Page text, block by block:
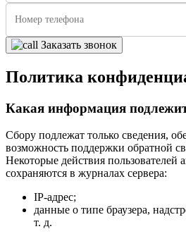
Заказать звонок
Политика
Какая информация
Сбору подлежат только сведения,
возможность поддержки обратной
Некоторые действия пользователей
сохраняются в журналах сервера:
IP-адрес;
данные о типе браузера,
т. д.